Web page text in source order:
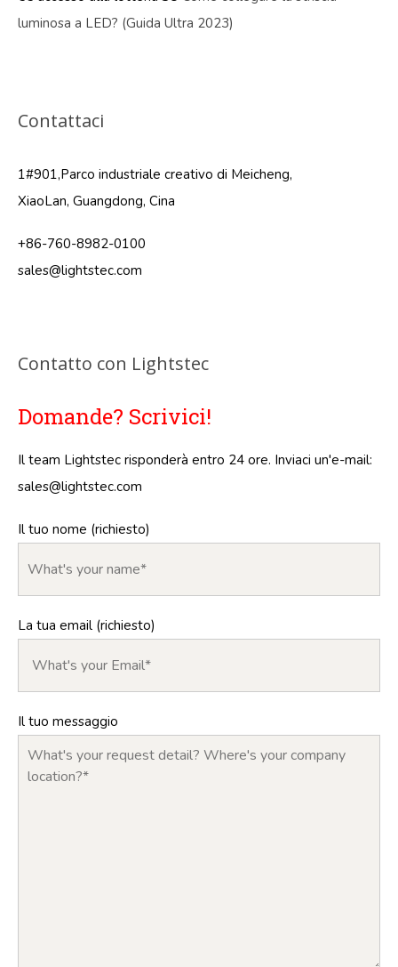
luminosa a LED? (Guida Ultra 2023)
Contattaci
1#901,Parco industriale creativo di Meicheng,
XiaoLan, Guangdong, Cina
+86-760-8982-0100
sales@lightstec.com
Contatto con Lightstec
Domande? Scrivici!
Il team Lightstec risponderà entro 24 ore. Inviaci un'e-mail:
sales@lightstec.com
Il tuo nome (richiesto)
La tua email (richiesto)
Il tuo messaggio